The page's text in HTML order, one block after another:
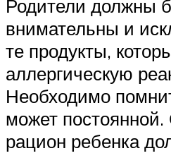
Родители должны
внимательны и
те продукты,
аллергическую
Необходимо
может
рацион ребенка